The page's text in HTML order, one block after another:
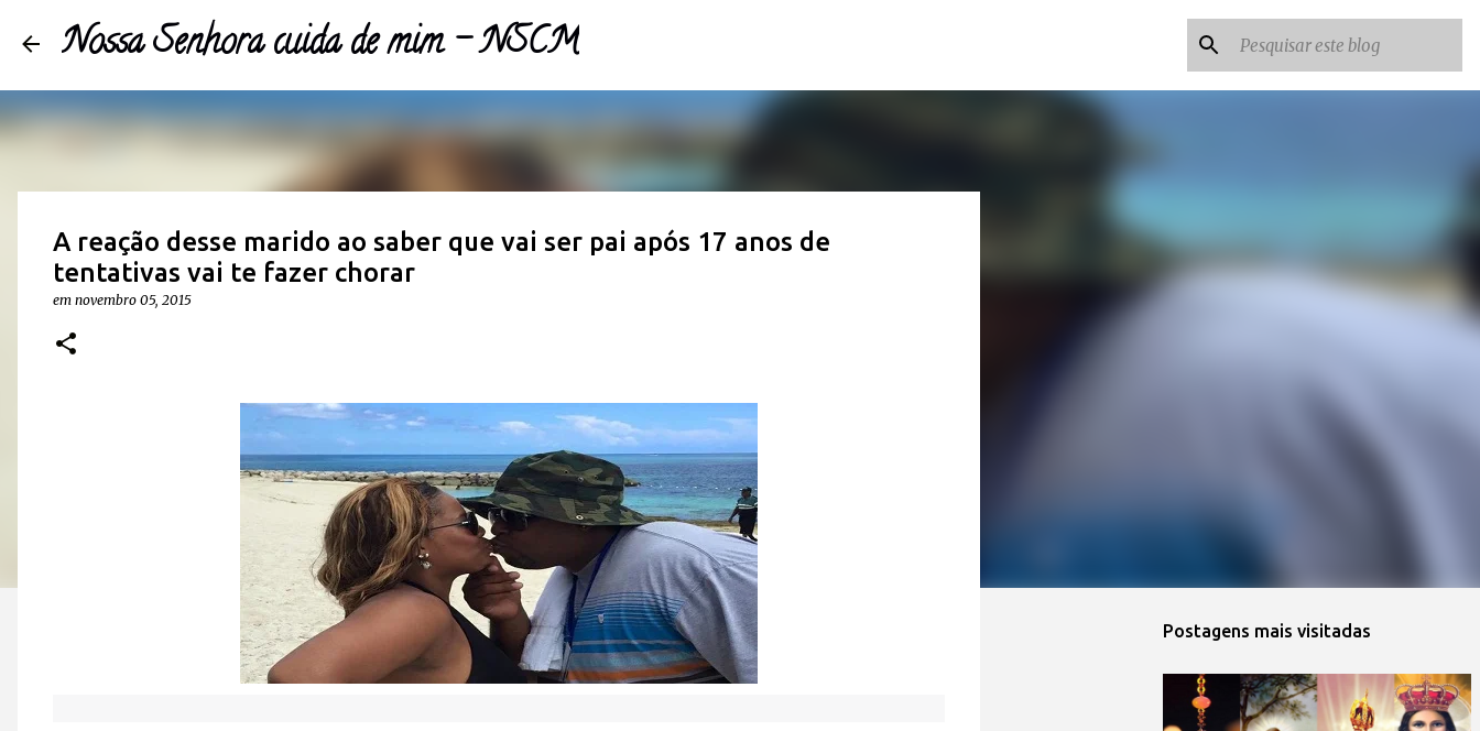
Nossa Senhora cuida de mim - NSCM
A reação desse marido ao saber que vai ser pai após 17 anos de
tentativas vai te fazer chorar
em novembro 05, 2015
Postagens mais visitadas